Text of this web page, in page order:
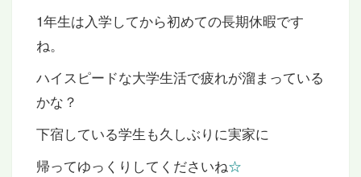
1年生は入学してから初めての長期休暇です
ね。
ハイスピードな大学生活で疲れが溜まっている
かな？
下宿している学生も久しぶりに実家に
帰ってゆっくりしてくださいね☆